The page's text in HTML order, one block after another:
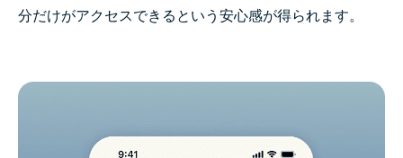
分だけがアクセスできるという安心感が得られます。